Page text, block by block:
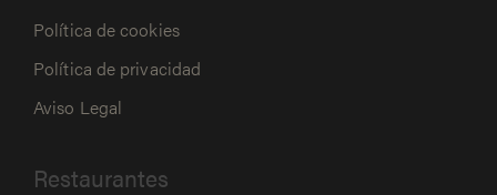
Política de cookies
Política de privacidad
Aviso Legal
Restaurantes